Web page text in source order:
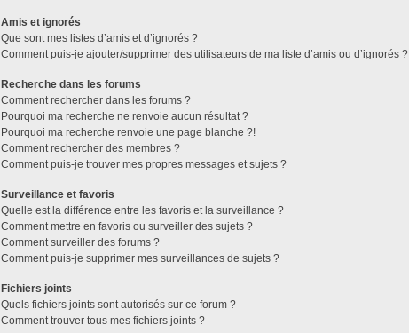
Amis et ignorés
Que sont mes listes d’amis et d’ignorés ?
Comment puis-je ajouter/supprimer des utilisateurs de ma liste d’amis ou d’ignorés ?
Recherche dans les forums
Comment rechercher dans les forums ?
Pourquoi ma recherche ne renvoie aucun résultat ?
Pourquoi ma recherche renvoie une page blanche ?!
Comment rechercher des membres ?
Comment puis-je trouver mes propres messages et sujets ?
Surveillance et favoris
Quelle est la différence entre les favoris et la surveillance ?
Comment mettre en favoris ou surveiller des sujets ?
Comment surveiller des forums ?
Comment puis-je supprimer mes surveillances de sujets ?
Fichiers joints
Quels fichiers joints sont autorisés sur ce forum ?
Comment trouver tous mes fichiers joints ?